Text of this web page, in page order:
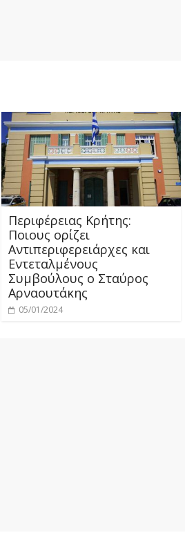
Περιφέρειας Κρήτης:
Ποιους ορίζει
Αντιπεριφερειάρχες και
Εντεταλμένους
Συμβούλους ο Σταύρος
Αρναουτάκης
05/01/2024